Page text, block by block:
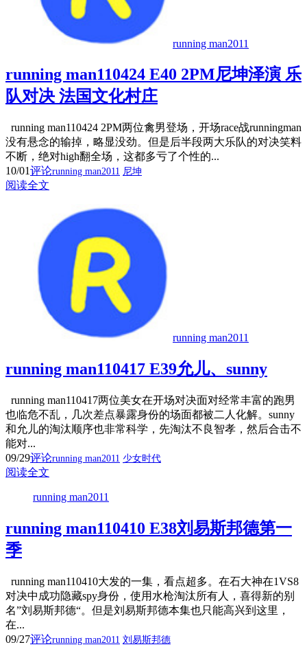
running man2011
running man110424 E40 2PM尼坤泽演 乐
队对决 法国文化村庄
running man110424 2PM两位禽男登场，开场race战runningman
没有悬念的输掉，略显没劲。但是后半段两大乐队的对决笑料
不断，绝对high翻全场，这都多亏了个性的...
10/01评论running man2011 尼坤
阅读全文
running man2011
running man110417 E39允儿、sunny
running man110417两位美女在开场对决面对经常丰富的跑男
也临危不乱，几次差点暴露身份的场面都被二人化解。sunny
和允儿的淘汰顺序也非常科学，先淘汰不良智孝，然后合击不
能对...
09/29评论running man2011 少女时代
阅读全文
running man2011
running man110410 E38刘易斯邦德第一
季
running man110410大发的一集，看点超多。在石大神在1VS8
对决中成功隐藏spy身份，使用水枪淘汰所有人，喜得新的别
名”刘易斯邦德“。但是刘易斯邦德本集也只能高兴到这里，
在...
09/27评论running man2011 刘易斯邦德